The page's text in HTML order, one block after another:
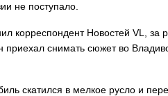
не поступало.
корреспондент Новостей VL, за
снимать сюжет во
скатился в мелкое русло и